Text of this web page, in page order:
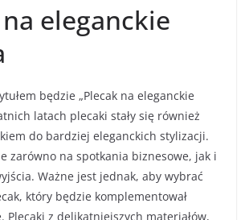
eleganckie
będzie „Plecak na eleganckie
latach plecaki stały się również
do bardziej eleganckich stylizacji.
zarówno na spotkania biznesowe, jak i
Ważne jest jednak, aby wybrać
który będzie komplementował
Plecaki z delikatniejszych materiałów,